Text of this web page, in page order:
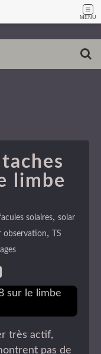
MENU
limbe
solaires, solar
observation,
TS
très actif,
pas de